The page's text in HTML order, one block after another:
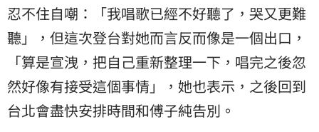
忍不住自嘲：「我唱歌已經不好聽了，哭又更難
聽」，但這次登台對她而言反而像是一個出口，
「算是宣洩，把自己重新整理一下，唱完之後忽
然好像有接受這個事情」，她也表示，之後回到
台北會盡快安排時間和傅子純告別。